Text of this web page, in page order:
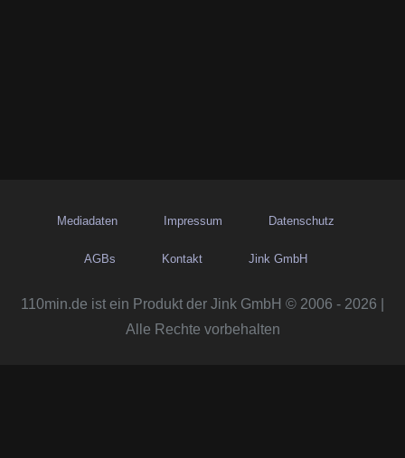
Mediadaten Impressum Datenschutz
AGBs Kontakt Jink GmbH
110min.de ist ein Produkt der Jink GmbH © 2006 - 2026 |
Alle Rechte vorbehalten